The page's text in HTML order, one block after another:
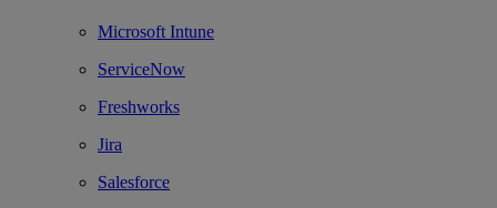
Microsoft Intune
ServiceNow
Freshworks
Jira
Salesforce